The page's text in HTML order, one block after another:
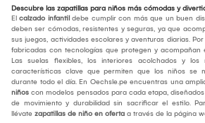
Descubre las zapatillas para niños más cómodas y
El calzado infantil debe cumplir con más que un buen
deben ser cómodas, resistentes y seguras, ya que
sus juegos, actividades escolares y aventuras diarias.
fabricadas con tecnologías que protegen y acompañan
Las suelas flexibles, los interiores acolchados y los
características clave que permiten que los niños se
durante todo el día. En Oechsle.pe encuentras una
niños con modelos pensados para cada etapa,
de movimiento y durabilidad sin sacrificar el estilo.
llévate zapatillas de niño en oferta a través de la página